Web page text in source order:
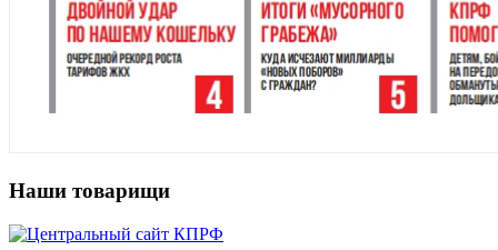
Наши товарищи